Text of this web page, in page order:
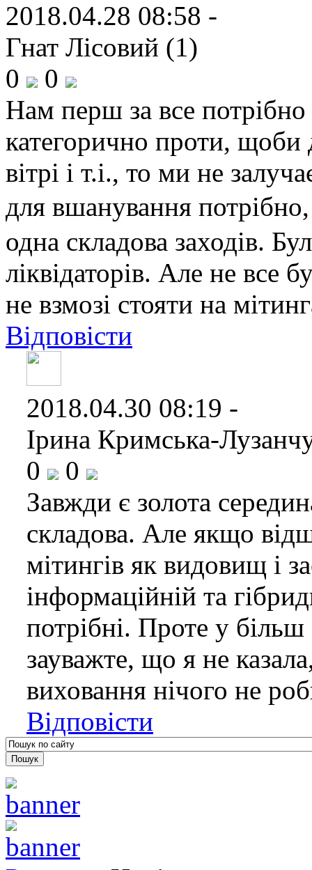
2018.04.28 08:58 -
Гнат Лісовий (1)
0
0
Нам перш за все
категорично проти, щоби
вітрі і т.і., то ми не
для вшанування
одна складова заходів.
ліквідаторів. Але не все
не взмозі стояти на
Відповісти
2018.04.30 08:19 -
Ірина Кримська-
0
0
Завжди є золота
складова. Але якщо
мітингів як видовищ і
інформаційній та
потрібні. Проте у більш
зауважте, що я не
виховання нічого не
Відповісти